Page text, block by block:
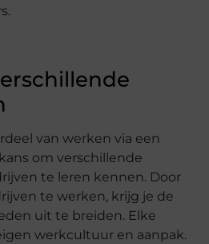
van werken via een
om verschillende
te leren kennen. Door
te werken, krijg je de
uit te breiden. Elke
werkcultuur en aanpak.